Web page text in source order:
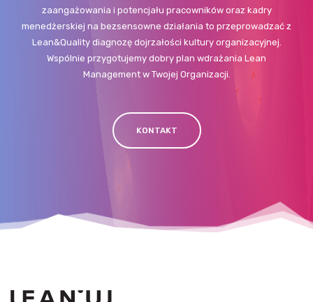
zaangażowania i potencjału pracowników oraz kadry
menedżerskiej na bezsensowne działania to przeprowadzać z
Lean&Quality diagnozę dojrzałości kultury organizacyjnej.
Wspólnie przygotujemy dobry plan wdrażania Lean
Management w Twojej Organizacji.
KONTAKT